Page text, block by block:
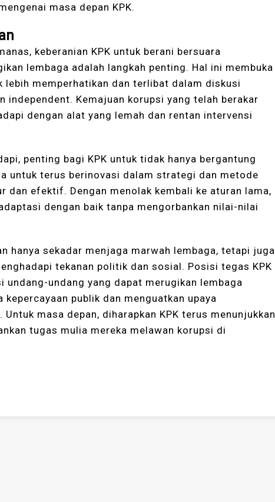
masa depan KPK.
keberanian KPK untuk berani bersuara
lembaga adalah langkah penting. Hal ini membuka
lebih memperhatikan dan terlibat dalam diskusi
independent. Kemajuan korupsi yang telah berakar
dengan alat yang lemah dan rentan intervensi
penting bagi KPK untuk tidak hanya bergantung
untuk terus berinovasi dalam strategi dan metode
dan efektif. Dengan menolak kembali ke aturan lama,
dengan baik tanpa mengorbankan nilai-nilai
hanya sekadar menjaga marwah lembaga, tetapi juga
tekanan politik dan sosial. Posisi tegas KPK
undang yang dapat merugikan lembaga
publik dan menguatkan upaya
masa depan, diharapkan KPK terus menunjukkan
tugas mulia mereka melawan korupsi di